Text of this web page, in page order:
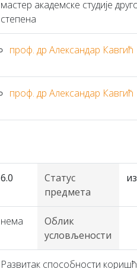
мастер академске студије
степена
проф. др Александар Кавгић
проф. др Александар Кавгић
6.0
Статус
предмета
нема
Облик
условљености
Развитак способности